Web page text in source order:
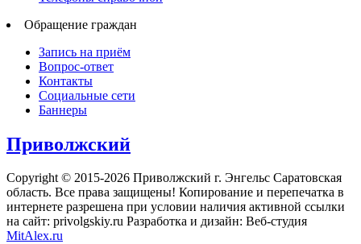
Обращение граждан
Запись на приём
Вопрос-ответ
Контакты
Социальные сети
Баннеры
Приволжский
Copyright © 2015-2026 Приволжский г. Энгельс Саратовская
область. Все права защищены! Копирование и перепечатка в
интернете разрешена при условии наличия активной ссылки
на сайт: privolgskiy.ru Разработка и дизайн: Веб-студия
MitAlex.ru